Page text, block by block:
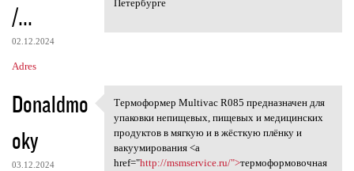
/...
02.12.2024
Adres
Петербурге
Donaldmo
oky
03.12.2024
Термоформер Multivac R085
Термоформер Multivac R085 предназначен для
упаковки непищевых, пищевых и медицинских
продуктов в мягкую и в жёсткую плёнку и
вакуумирования <a
href="http://msmservice.ru/">термоформовочная